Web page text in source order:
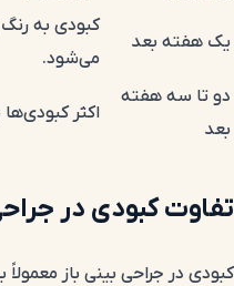
یک هفته بعد
کبودی به رنگ
می‌شود.
دو تا سه هفته
بعد
اکثر
تفاوت کبودی در
کبودی در جراحی بینی باز